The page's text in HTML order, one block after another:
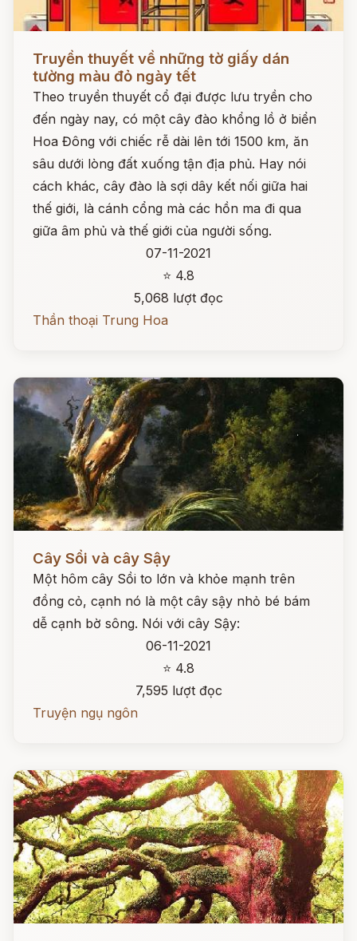
Đọc ngay
Truyền thuyết về những tờ giấy dán
tường màu đỏ ngày tết
Theo truyền thuyết cổ đại được lưu tryền cho
đến ngày nay, có một cây đào khổng lồ ở biển
Hoa Đông với chiếc rễ dài lên tới 1500 km, ăn
sâu dưới lòng đất xuống tận địa phủ. Hay nói
cách khác, cây đào là sợi dây kết nối giữa hai
thế giới, là cánh cổng mà các hồn ma đi qua
giữa âm phủ và thế giới của người sống.
07-11-2021
⭐ 4.8
5,068 lượt đọc
Thần thoại Trung Hoa
Cây Sồi và cây Sậy
Một hôm cây Sồi to lớn và khỏe mạnh trên
đồng cỏ, cạnh nó là một cây sậy nhỏ bé bám
dễ cạnh bờ sông. Nói với cây Sậy:
06-11-2021
⭐ 4.8
7,595 lượt đọc
Truyện ngụ ngôn